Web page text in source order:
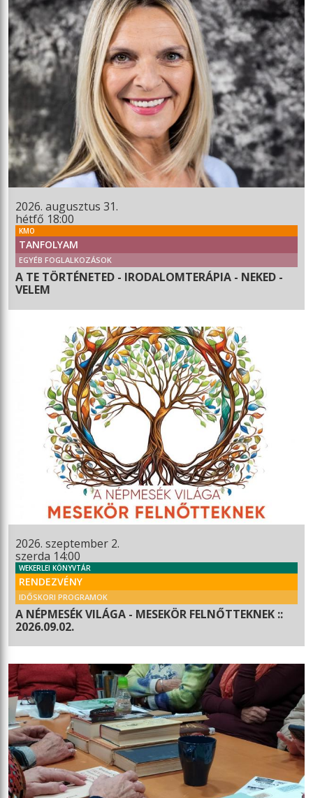
2026. augusztus 31.
hétfő 18:00
KMO
TANFOLYAM
EGYÉB FOGLALKOZÁSOK
A TE TÖRTÉNETED - IRODALOMTERÁPIA - NEKED -
VELEM
2026. szeptember 2.
szerda 14:00
WEKERLEI KÖNYVTÁR
RENDEZVÉNY
IDŐSKORI PROGRAMOK
A NÉPMESÉK VILÁGA - MESEKÖR FELNŐTTEKNEK ::
2026.09.02.